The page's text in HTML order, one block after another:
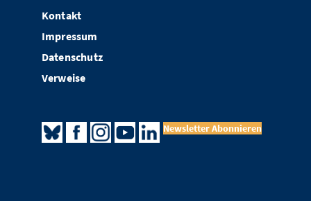
Kontakt
Impressum
Datenschutz
Verweise
Newsletter Abonnieren